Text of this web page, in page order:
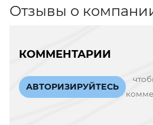
Отзывы о
КОММЕНТАРИИ
АВТОРИЗИРУЙТЕСЬ